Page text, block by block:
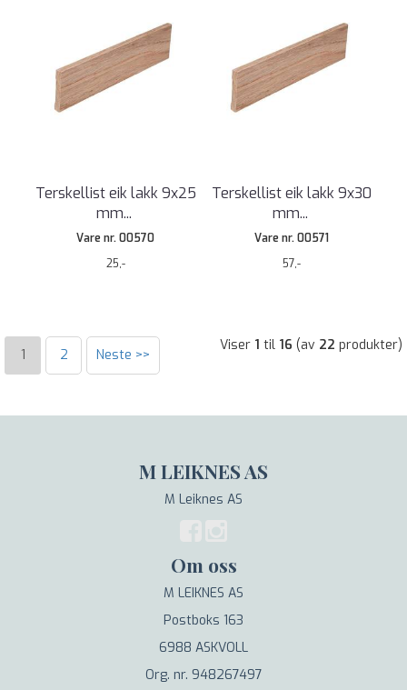
Terskellist eik lakk 9x25
mm...
Vare nr. 00570
25,-
Terskellist eik lakk 9x30
mm...
Vare nr. 00571
57,-
1 2 Neste >>
Viser 1 til 16 (av 22 produkter)
M LEIKNES AS
M Leiknes AS
Om oss
M LEIKNES AS
Postboks 163
6988 ASKVOLL
Org. nr. 948267497